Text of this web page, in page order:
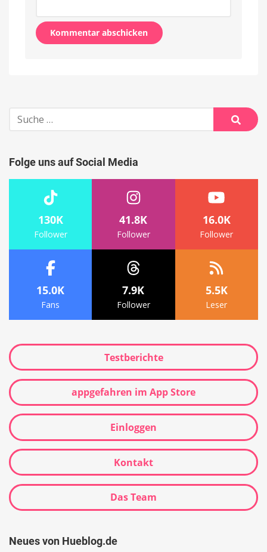
Suche
nach:
Suche
Folge uns auf Social Media
130K
Follower
41.8K
Follower
16.0K
Follower
15.0K
Fans
7.9K
Follower
5.5K
Leser
Testberichte
appgefahren im App Store
Einloggen
Kontakt
Das Team
Neues von Hueblog.de